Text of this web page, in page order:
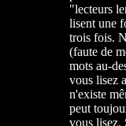
"lecteurs
lisent une
trois fois.
(faute de
mots au-
vous lisez
n'existe
peut
vous lisez.